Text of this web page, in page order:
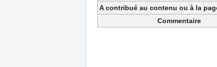
A contribué au contenu ou à la
Commentaire